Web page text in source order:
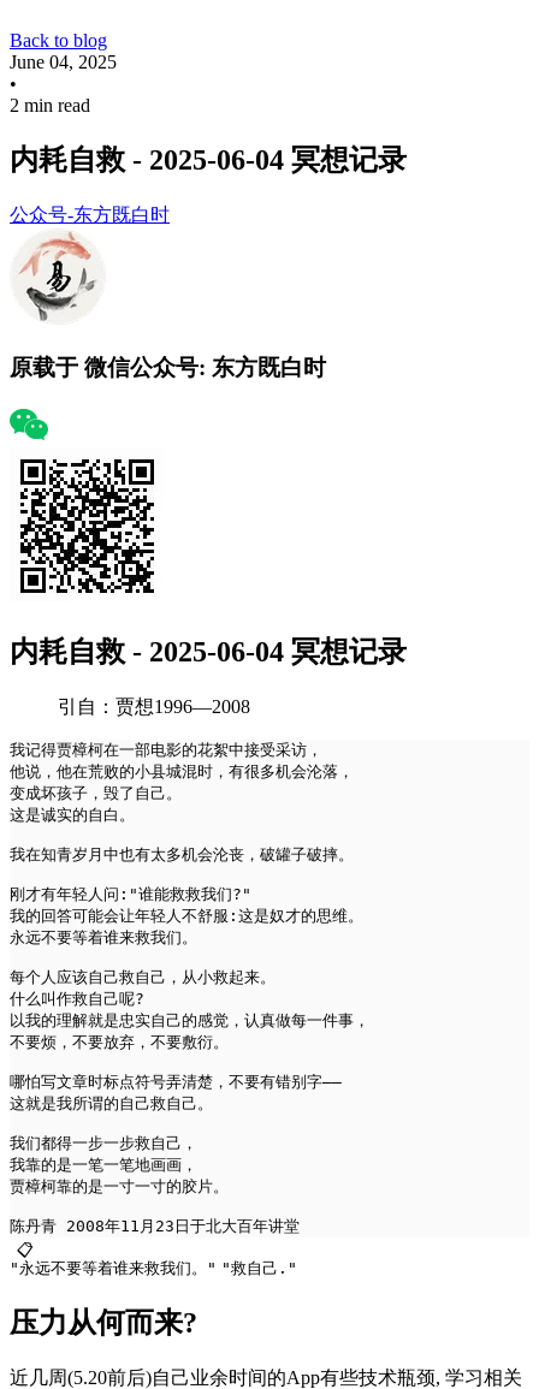
Back to blog
June 04, 2025
•
2 min read
内耗自救 - 2025-06-04 冥想记录
公众号-东方既白时
原载于 微信公众号: 东方既白时
内耗自救 - 2025-06-04 冥想记录
引自：贾想1996—2008
我记得贾樟柯在一部电影的花絮中接受采访，
他说，他在荒败的小县城混时，有很多机会沦落，
变成坏孩子，毁了自己。
这是诚实的自白。
我在知青岁月中也有太多机会沦丧，破罐子破摔。
刚才有年轻人问:"谁能救救我们?"
我的回答可能会让年轻人不舒服:这是奴才的思维。
永远不要等着谁来救我们。
每个人应该自己救自己，从小救起来。
什么叫作救自己呢?
以我的理解就是忠实自己的感觉，认真做每一件事，
不要烦，不要放弃，不要敷衍。
哪怕写文章时标点符号弄清楚，不要有错别字——
这就是我所谓的自己救自己。
我们都得一步一步救自己，
我靠的是一笔一笔地画画，
贾樟柯靠的是一寸一寸的胶片。
陈丹青 2008年11月23日于北大百年讲堂
📋
"永远不要等着谁来救我们。" "救自己."
压力从何而来?
近几周(5.20前后)自己业余时间的App有些技术瓶颈, 学习相关